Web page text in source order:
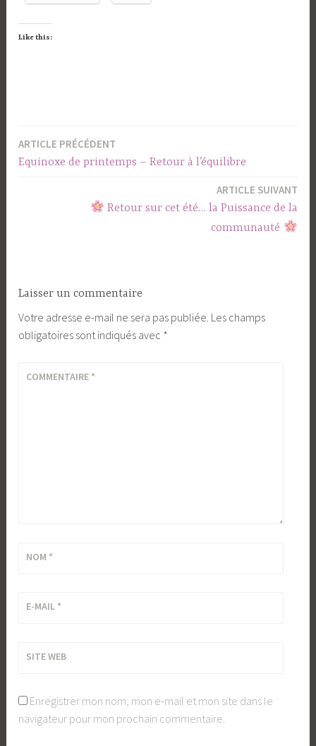
Like this:
Navigation
de
ARTICLE PRÉCÉDENT
Equinoxe de printemps – Retour à l’équilibre
ARTICLE SUIVANT
Retour sur cet été… la Puissance de la
communauté
Laisser un commentaire
Votre adresse e-mail ne sera pas publiée. Les champs
obligatoires sont indiqués avec *
COMMENTAIRE *
NOM *
E-MAIL *
SITE WEB
Enregistrer mon nom, mon e-mail et mon site dans le
navigateur pour mon prochain commentaire.